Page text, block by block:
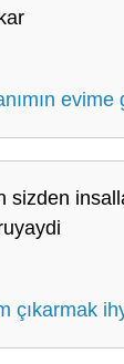
evime
sizden
çıkarmak